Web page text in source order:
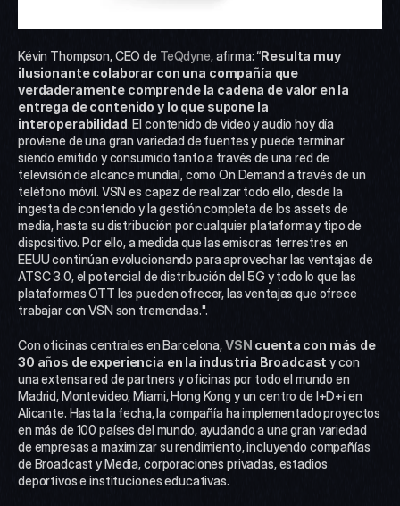
Kévin Thompson, CEO de TeQdyne, afirma: “Resulta muy
ilusionante colaborar con una compañía que
verdaderamente comprende la cadena de valor en la
entrega de contenido y lo que supone la
interoperabilidad. El contenido de vídeo y audio hoy día
proviene de una gran variedad de fuentes y puede terminar
siendo emitido y consumido tanto a través de una red de
televisión de alcance mundial, como On Demand a través de un
teléfono móvil. VSN es capaz de realizar todo ello, desde la
ingesta de contenido y la gestión completa de los assets de
media, hasta su distribución por cualquier plataforma y tipo de
dispositivo. Por ello, a medida que las emisoras terrestres en
EEUU continúan evolucionando para aprovechar las ventajas de
ATSC 3.0, el potencial de distribución del 5G y todo lo que las
plataformas OTT les pueden ofrecer, las ventajas que ofrece
trabajar con VSN son tremendas.".
Con oficinas centrales en Barcelona, VSN cuenta con más de
30 años de experiencia en la industria Broadcast y con
una extensa red de partners y oficinas por todo el mundo en
Madrid, Montevideo, Miami, Hong Kong y un centro de I+D+i en
Alicante. Hasta la fecha, la compañía ha implementado proyectos
en más de 100 países del mundo, ayudando a una gran variedad
de empresas a maximizar su rendimiento, incluyendo compañías
de Broadcast y Media, corporaciones privadas, estadios
deportivos e instituciones educativas.